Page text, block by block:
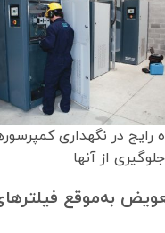
رایج در نگهداری
از آنها
به‌موقع